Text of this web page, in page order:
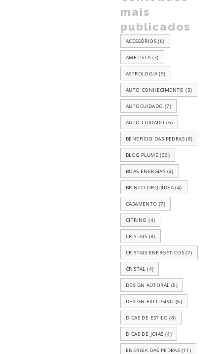
mais
publicados
ACESSÓRIOS (6)
AMETISTA (7)
ASTROLOGIA (9)
AUTO CONHECIMENTO (5)
AUTOCUIDADO (7)
AUTO CUIDADO (6)
BENEFICIO DAS PEDRAS (8)
BLOG PLUME (30)
BOAS ENERGIAS (4)
BRINCO ORQUÍDEA (4)
CASAMENTO (7)
CITRINO (4)
CRISTAIS (8)
CRISTAIS ENERGÉTICOS (7)
CRISTAL (4)
DESIGN AUTORAL (5)
DESIGN EXCLUSIVO (6)
DICAS DE ESTILO (8)
DICAS DE JOIAS (4)
ENERGIA DAS PEDRAS (11)